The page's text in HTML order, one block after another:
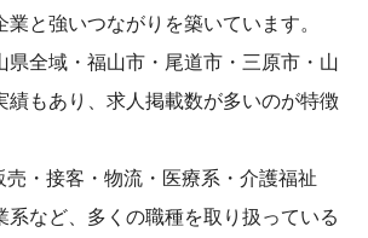
と強いつながりを築いています。
県全域・福山市・尾道市・三原市・山
績もあり、求人掲載数が多いのが特徴
・接客・物流・医療系・介護福祉
系など、多くの職種を取り扱っている